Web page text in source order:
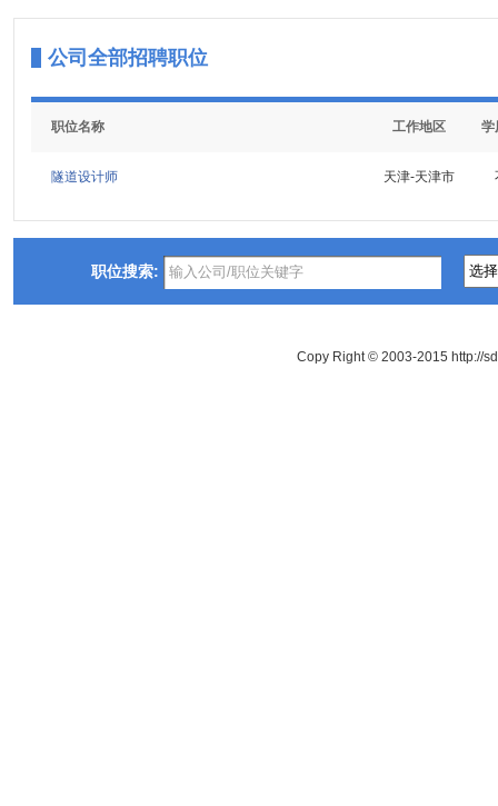
公司全部招聘职位
职位名称 工作地区 学
隧道设计师 天津-天津市
职位搜索:
Copy Right © 2003-2015 http://